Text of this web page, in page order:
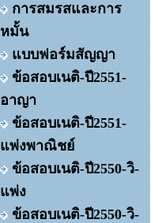
การสมรสและการ
หมั้น
แบบฟอร์มสัญญา
ข้อสอบเนติ-ปี2551-
อาญา
ข้อสอบเนติ-ปี2551-
แพ่งพาณิชย์
ข้อสอบเนติ-ปี2550-วิ-
แพ่ง
ข้อสอบเนติ-ปี2550-วิ-